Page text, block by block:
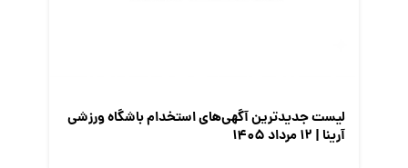
لیست جدیدترین آگهی‌های استخدام باشگاه ورزشی
آرینا | ۱۲ مرداد ۱۴۰۵